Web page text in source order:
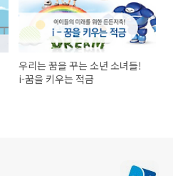
우리는 꿈을 꾸는 소년 소녀들!
i-꿈을 키우는 적금